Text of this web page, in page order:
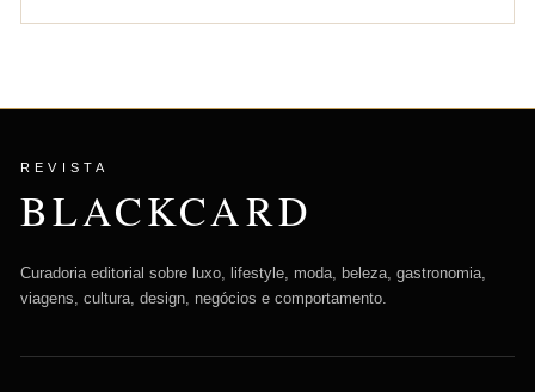
REVISTA
BLACKCARD
Curadoria editorial sobre luxo, lifestyle, moda, beleza, gastronomia,
viagens, cultura, design, negócios e comportamento.